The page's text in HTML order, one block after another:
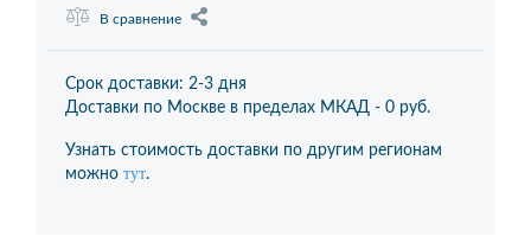
В сравнение
Срок доставки: 2-3 дня
Доставки по Москве в пределах МКАД - 0 руб.
Узнать стоимость доставки по другим регионам
можно тут.